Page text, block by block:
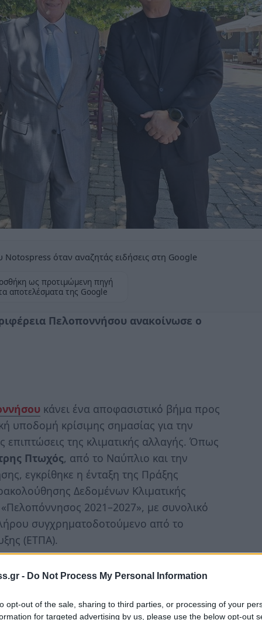
- Do Not Process My Personal Information
opt-out of the sale, sharing to third parties, or processing of your
for targeted advertising by us, please use the below opt-out
όταν αναζητάς ειδήσεις στη Google
ως προτιμώμενη πηγή
αποτελέσματα της Google
Πελοποννήσου ανακοίνωσε ο
κάνει ένα αποφασιστικό βήμα προς
υποδομή κρίσιμης σημασίας για την
επιπτώσεις της κλιματικής αλλαγής. Όπως
Πτωχός, από το Ναύπλιο και την
εγκρίθηκε η ένταξη της Πράξης
Δεδομένων Κλιματικής
2021–2027», με συνολικό
συγχρηματοδοτούμενο από το
(ΕΤΠΑ).
ενισχύει θεσμικά και τεχνολογικά την
για τον τεκμηριωμένο σχεδιασμό
Η Πράξη υλοποιείται με πρωτοβουλία
με τον Αναπτυξιακό Οργανισμό